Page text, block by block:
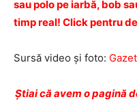
sau polo pe iarbă, bob
timp real! Click pentru
Sursă video şi foto:
Ştiai că avem o pagină